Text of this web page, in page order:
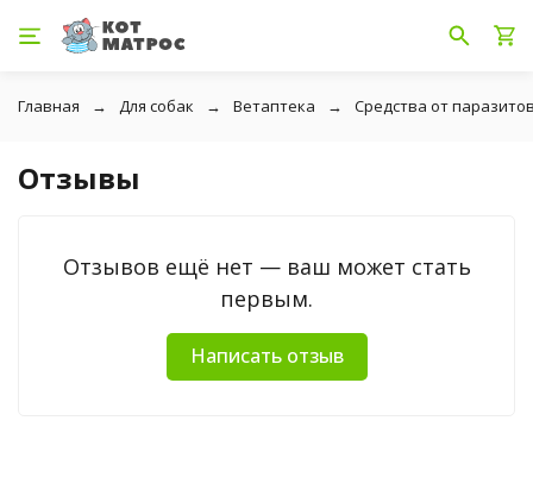
Главная Для собак Ветаптека Средства от
Отзывы
Отзывов ещё нет — ваш может стать
первым.
Написать отзыв